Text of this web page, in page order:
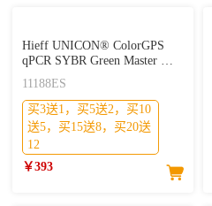
Hieff UNICON® ColorGPS
qPCR SYBR Green Master Mix
(No Rox)
11188ES
买3送1，买5送2，买10
送5，买15送8，买20送
12
￥393